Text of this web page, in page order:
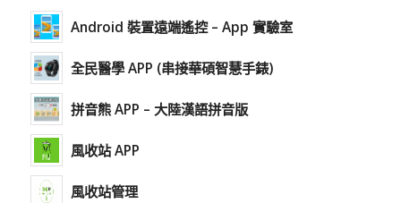
Android 裝置遠端遙控 – App 實驗室
全民醫學 APP (串接華碩智慧手錶)
拼音熊 APP – 大陸漢語拼音版
風收站 APP
風收站管理